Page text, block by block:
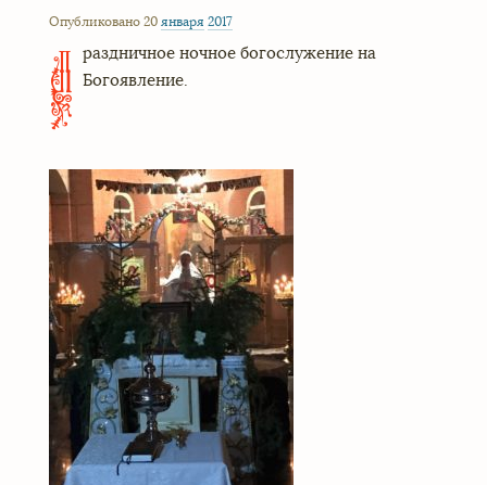
Опубликовано 20 января 2017
П раздничное ночное богослужение на
Богоявление.